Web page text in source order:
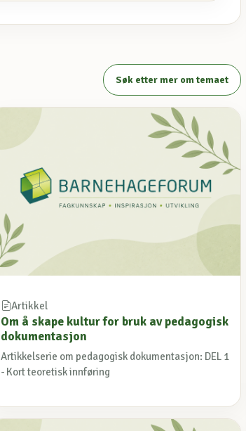
Søk etter mer om temaet
Artikkel
Om å skape kultur for bruk av pedagogisk
dokumentasjon
Artikkelserie om pedagogisk dokumentasjon: DEL 1
- Kort teoretisk innføring